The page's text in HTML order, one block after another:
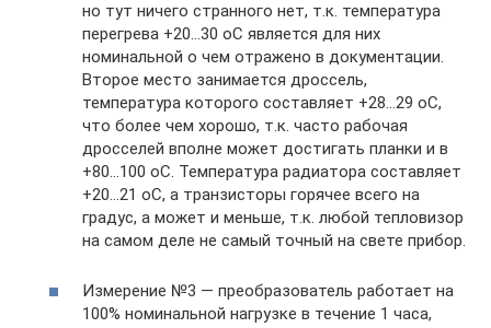
но тут ничего странного нет, т.к. температура
перегрева +20…30 oС является для них
номинальной о чем отражено в документации.
Второе место занимается дроссель,
температура которого составляет +28…29 oС,
что более чем хорошо, т.к. часто рабочая
дросселей вполне может достигать планки и в
+80…100 oС. Температура радиатора составляет
+20…21 oС, а транзисторы горячее всего на
градус, а может и меньше, т.к. любой тепловизор
на самом деле не самый точный на свете прибор.
Измерение №3 — преобразователь работает на
100% номинальной нагрузке в течение 1 часа,